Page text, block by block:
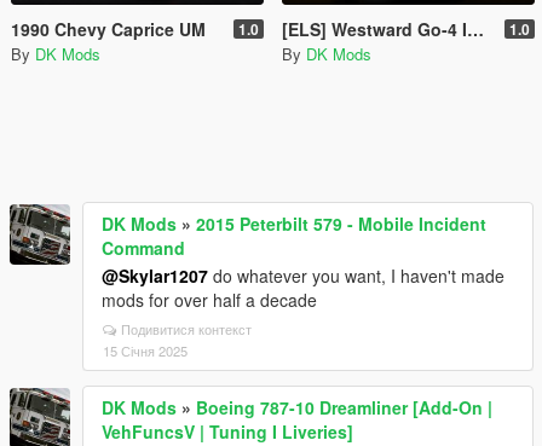
1990 Chevy Caprice UM 1.0
By DK Mods
[ELS] Westward Go-4 Interceptor 1.0
By DK Mods
DK Mods » 2015 Peterbilt 579 - Mobile Incident
Command
@Skylar1207 do whatever you want, I haven't made
mods for over half a decade
Подивитися контекст
15 Січня 2025
DK Mods » Boeing 787-10 Dreamliner [Add-On |
VehFuncsV | Tuning I Liveries]